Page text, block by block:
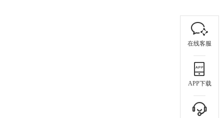
在线客服
APP下载